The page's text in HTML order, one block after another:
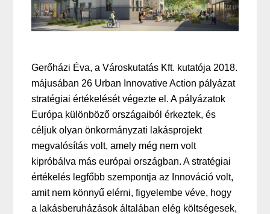
Gerőházi Éva, a Városkutatás Kft. kutatója 2018.
májusában 26 Urban Innovative Action pályázat
stratégiai értékelését végezte el. A pályázatok
Európa különböző országaiból érkeztek, és
céljuk olyan önkormányzati lakásprojekt
megvalósítás volt, amely még nem volt
kipróbálva más európai országban. A stratégiai
értékelés legfőbb szempontja az Innováció volt,
amit nem könnyű elérni, figyelembe véve, hogy
a lakásberuházások általában elég költségesek,